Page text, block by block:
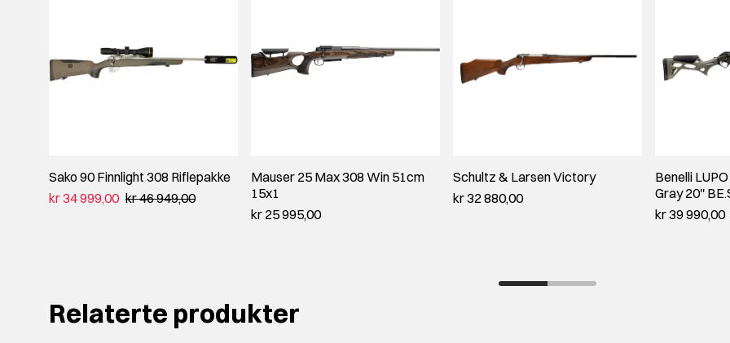
Sako 90 Finnlight 308 Riflepakke
kr 34 999,00 kr 46 949,00
Mauser 25 Max 308 Win 51cm
15x1
kr 25 995,00
Schultz & Larsen Victory
kr 32 880,00
Benelli
Gray 20''
kr 39 990,00
Relaterte produkter